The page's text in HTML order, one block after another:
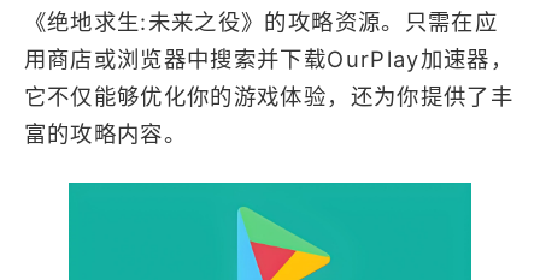
《绝地求生:未来之役》的攻略资源。只需在应
用商店或浏览器中搜索并下载OurPlay加速器，
它不仅能够优化你的游戏体验，还为你提供了丰
富的攻略内容。